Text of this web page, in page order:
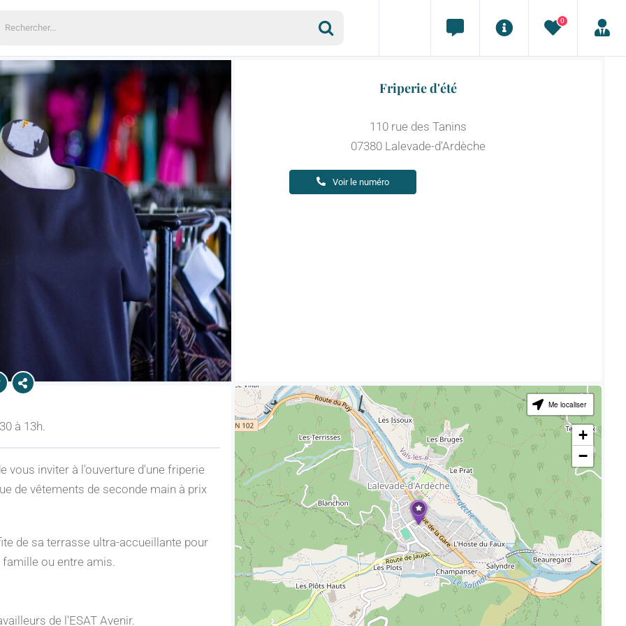
0
Friperie d'été
110 rue des Tanins
07380 Lalevade-d'Ardèche
Voir le numéro
à 13h.
vous inviter à l'ouverture d'une friperie
de vêtements de seconde main à prix
de sa terrasse ultra-accueillante pour
ou entre amis.
de l'ESAT Avenir.
Me localiser
+
−